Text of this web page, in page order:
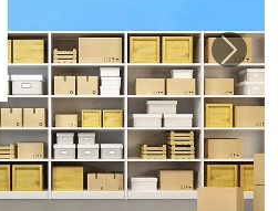
pour "Benötigen Sie